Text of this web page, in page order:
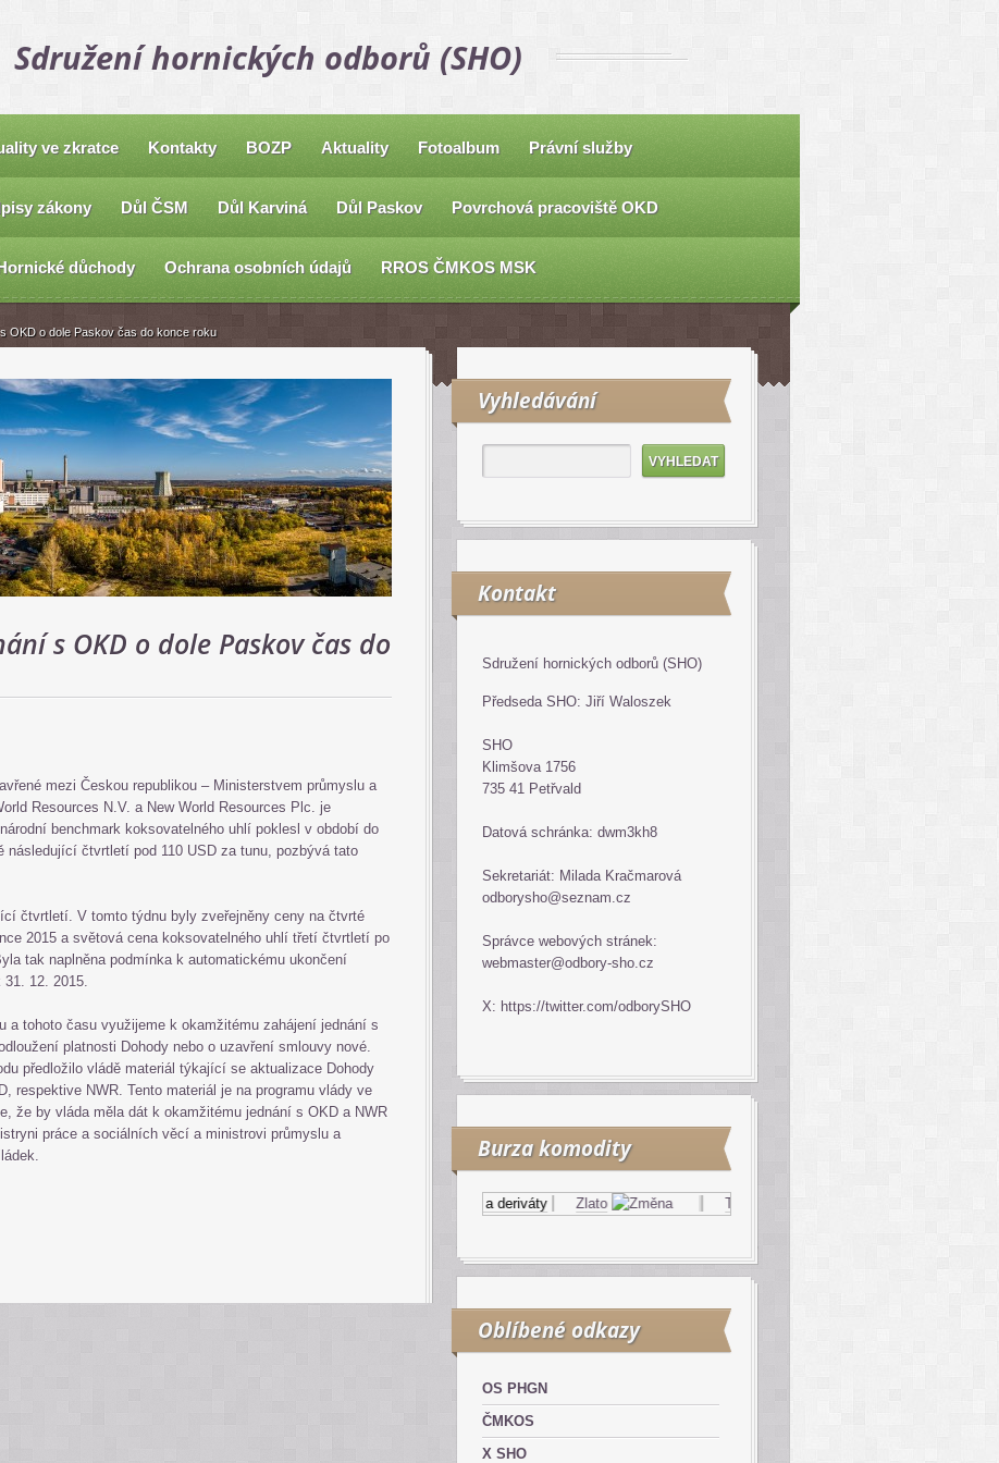
Sdružení hornických odborů (SHO)
ve zkratce Kontakty BOZP Aktuality Fotoalbum Právní služby
zákony Důl ČSM Důl Karviná Důl Paskov Povrchová pracoviště OKD
důchody Ochrana osobních údajů RROS ČMKOS MSK
s OKD o dole Paskov čas do
mezi Českou republikou – Ministerstvem průmyslu a
Resources N.V. a New World Resources Plc. je
benchmark koksovatelného uhlí poklesl v období do
následující čtvrtletí pod 110 USD za tunu, pozbývá tato
čtvrtletí. V tomto týdnu byly zveřejněny ceny na čtvrté
2015 a světová cena koksovatelného uhlí třetí čtvrtletí po
tak naplněna podmínka k automatickému ukončení
12. 2015.
a tohoto času využijeme k okamžitému zahájení jednání s
platnosti Dohody nebo o uzavření smlouvy nové.
předložilo vládě materiál týkající se aktualizace Dohody
respektive NWR. Tento materiál je na programu vlády ve
že by vláda měla dát k okamžitému jednání s OKD a NWR
práce a sociálních věcí a ministrovi průmyslu a
Vyhledávání
Kontakt
Sdružení hornických odborů (SHO)
Předseda SHO: Jiří Waloszek
SHO
Klimšova 1756
735 41 Petřvald
Datová schránka: dwm3kh8
Sekretariát: Milada Kračmarová
odborysho@seznam.cz
Správce webových stránek:
webmaster@odbory-sho.cz
X: https://twitter.com/odborySHO
Burza komodity
Komodity a deriváty Zlato Topný olej
Oblíbené odkazy
OS PHGN
ČMKOS
X SHO
OKD o dole Paskov čas do konce roku